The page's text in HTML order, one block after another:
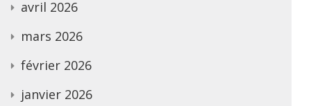
avril 2026
mars 2026
février 2026
janvier 2026